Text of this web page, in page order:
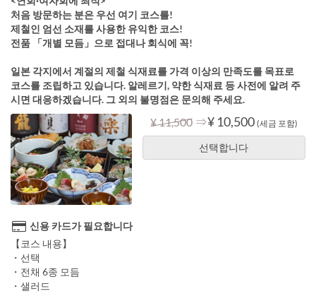
처음 방문하는 분은 우선 여기 코스를!
제철인 엄선 소재를 사용한 유익한 코스!
전품 「개별 모듬」으로 접대나 회식에 꼭!
일본 각지에서 계절의 제철 식재료를 가격 이상의 만족도를 목표로
코스를 조립하고 있습니다. 알레르기, 약한 식재료 등 사전에 알려 주
시면 대응하겠습니다. 그 외의 불명점은 문의해 주세요.
¥ 11,500 ⇒¥ 10,500 (세금 포함)
선택합니다
신용 카드가 필요합니다
【코스 내용】
・선택
・전채 6종 모듬
・샐러드